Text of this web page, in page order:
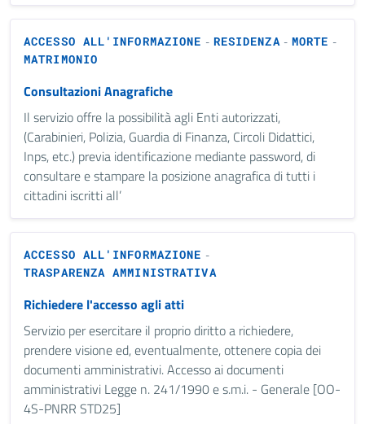
ACCESSO ALL'INFORMAZIONE - RESIDENZA- MORTE -
MATRIMONIO
Consultazioni Anagrafiche
Il servizio offre la possibilità agli Enti autorizzati,
(Carabinieri, Polizia, Guardia di Finanza, Circoli Didattici,
Inps, etc.) previa identificazione mediante password, di
consultare e stampare la posizione anagrafica di tutti i
cittadini iscritti all’
ACCESSO ALL'INFORMAZIONE -
TRASPARENZA AMMINISTRATIVA
Richiedere l'accesso agli atti
Servizio per esercitare il proprio diritto a richiedere,
prendere visione ed, eventualmente, ottenere copia dei
documenti amministrativi. Accesso ai documenti
amministrativi Legge n. 241/1990 e s.m.i. - Generale [OO-
4S-PNRR STD25]